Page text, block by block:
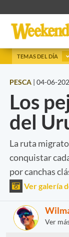
TEMAS DEL DÍA
PESCA | 04-06-
Los
del
La ruta
conquistar
por canchas
Ver galería
Ver